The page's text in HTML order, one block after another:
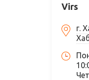
Virs
г.